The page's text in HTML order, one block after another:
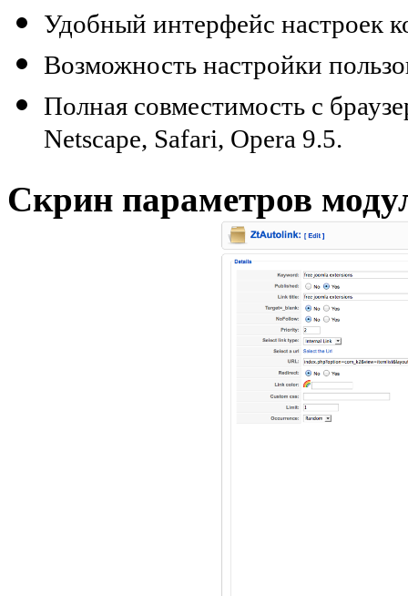
Удобный интерфейс настроек
Возможность настройки
Полная совместимость с
Netscape, Safari, Opera 9.5.
Скрин параметров